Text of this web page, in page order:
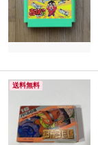
送料無料